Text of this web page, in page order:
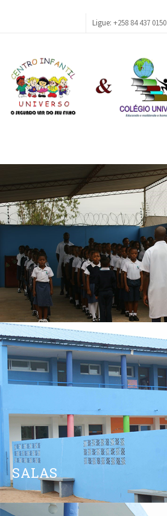
Ligue: +258 84 437 0150
SALAS